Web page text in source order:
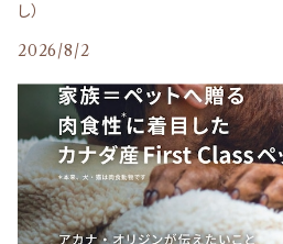
シニア
免疫ケア
その他
Haere Mai(ハレマエ)
バリアサプリ
NY BON BONE(ニューヨークボンボーン)
自然流
komachi-（コマチナ）：アクシエ
Bon・rupa（ボンルパ）
Humming Dog（ハミングドッグ）
し）
2026/8/2